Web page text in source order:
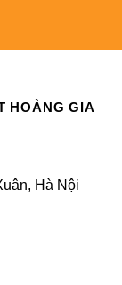
HOÀNG GIA
Hà Nội